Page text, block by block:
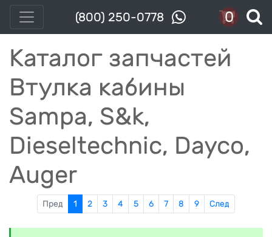
(800) 250-0778 0
Каталог запчастей
Втулка кабины
Sampa, S&k,
Dieseltechnic, Dayco,
Auger
Пред 1 2 3 4 5 6 7 8 9 След